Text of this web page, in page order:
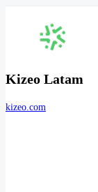
Kizeo Latam
kizeo.com